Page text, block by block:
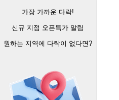
가장 가까운 다락!
신규 지점 오픈특가 알림
원하는 지역에 다락이 없다면?